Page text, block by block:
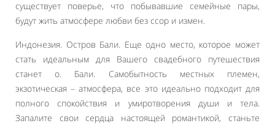
существует поверье, что побывавшие семейные пары,
будут жить атмосфере любви без ссор и измен.
Индонезия. Остров Бали. Еще одно место, которое может
стать идеальным для Вашего свадебного путешествия
станет о. Бали. Самобытность местных племен,
экзотическая – атмосфера, все это идеально подходит для
полного спокойствия и умиротворения души и тела.
Запалите свои сердца настоящей романтикой, станьте